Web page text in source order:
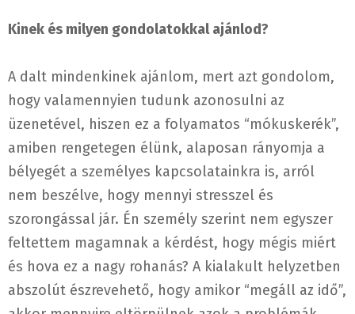
Kinek és milyen gondolatokkal ajánlod?
A dalt mindenkinek ajánlom, mert azt gondolom,
hogy valamennyien tudunk azonosulni az
üzenetével, hiszen ez a folyamatos “mókuskerék”,
amiben rengetegen élünk, alaposan rányomja a
bélyegét a személyes kapcsolatainkra is, arról
nem beszélve, hogy mennyi stresszel és
szorongással jár. Én személy szerint nem egyszer
feltettem magamnak a kérdést, hogy mégis miért
és hova ez a nagy rohanás? A kialakult helyzetben
abszolút észrevehető, hogy amikor “megáll az idő”,